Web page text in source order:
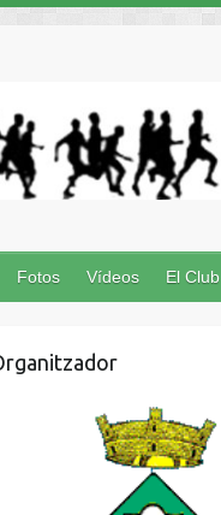
Fotos Vídeos El Club